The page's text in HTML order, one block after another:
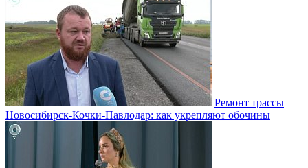
Ремонт трассы
Новосибирск-Кочки-Павлодар: как укрепляют обочины